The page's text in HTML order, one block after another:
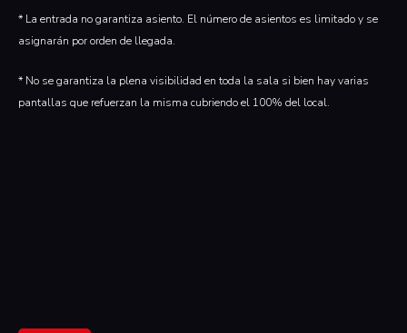
* La entrada no garantiza asiento. El número de asientos es limitado y se
asignarán por orden de llegada.
* No se garantiza la plena visibilidad en toda la sala si bien hay varias
pantallas que refuerzan la misma cubriendo el 100% del local.